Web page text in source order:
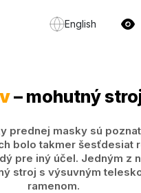
English
– mohutný stroj
prednej masky sú
bolo takmer šesťdesiat
pre iný účel. Jedným z
stroj s výsuvným
ramenom.